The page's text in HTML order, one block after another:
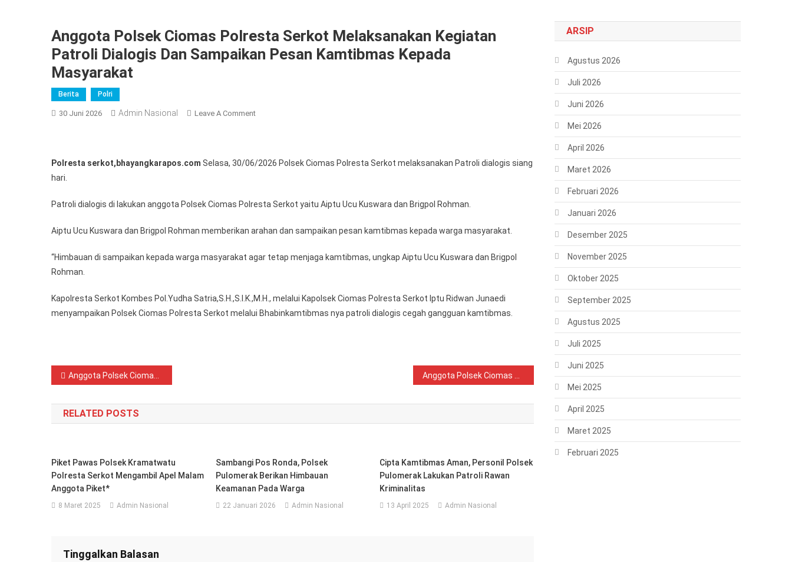
Anggota Polsek Ciomas Polresta Serkot Melaksanakan Kegiatan
Patroli Dialogis Dan Sampaikan Pesan Kamtibmas Kepada
Masyarakat
Berita Polri
30 Juni 2026 Admin Nasional Leave A CommentOn
Polresta
Kegiatan
Dialogis
Sampaikan
Kepada
Masyarakat
Polresta serkot,bhayangkarapos.com Selasa, 30/06/2026 Polsek Ciomas Polresta Serkot melaksanakan Patroli dialogis siang
hari.
Patroli dialogis di lakukan anggota Polsek Ciomas Polresta Serkot yaitu Aiptu Ucu Kuswara dan Brigpol Rohman.
Aiptu Ucu Kuswara dan Brigpol Rohman memberikan arahan dan sampaikan pesan kamtibmas kepada warga masyarakat.
“Himbauan di sampaikan kepada warga masyarakat agar tetap menjaga kamtibmas, ungkap Aiptu Ucu Kuswara dan Brigpol
Rohman.
Kapolresta Serkot Kombes Pol.Yudha Satria,S.H.,S.I.K.,M.H., melalui Kapolsek Ciomas Polresta Serkot Iptu Ridwan Junaedi
menyampaikan Polsek Ciomas Polresta Serkot melalui Bhabinkamtibmas nya patroli dialogis cegah gangguan kamtibmas.
Navigasi
pos
Anggota Polsek Ciomas Polresta Serkot melaksanakan kegiatan patroli dialogis dan Sampaikan Pesan Kamtibmas kepada masyarakat
RELATED POSTS
Piket Pawas Polsek Kramatwatu
Polresta Serkot Mengambil Apel Malam
Anggota Piket*
8 Maret 2025 Admin Nasional
Sambangi Pos Ronda, Polsek
Pulomerak Berikan Himbauan
Keamanan Pada Warga
22 Januari 2026 Admin Nasional
Cipta Kamtibmas Aman, Personil Polsek
Pulomerak Lakukan Patroli Rawan
Kriminalitas
13 April 2025 Admin Nasional
Tinggalkan Balasan
ARSIP
Agustus 2026
Juli 2026
Juni 2026
Mei 2026
April 2026
Maret 2026
Februari 2026
Januari 2026
Desember 2025
November 2025
Oktober 2025
September 2025
Agustus 2025
Juli 2025
Juni 2025
Mei 2025
April 2025
Maret 2025
Februari 2025